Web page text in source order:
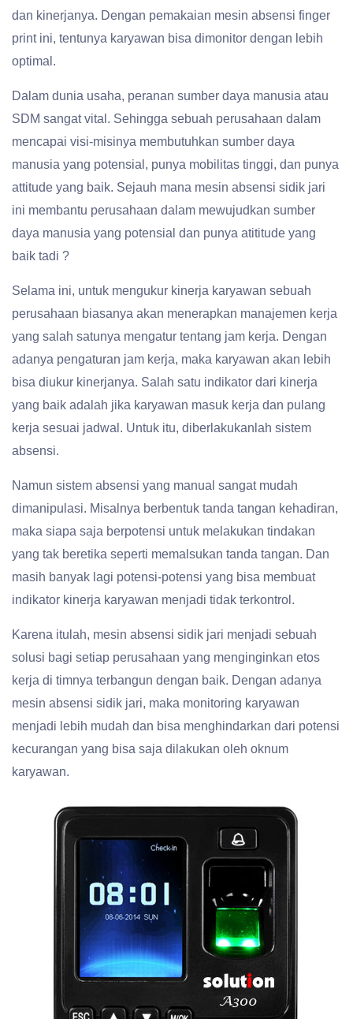
dan kinerjanya. Dengan pemakaian mesin absensi finger
print ini, tentunya karyawan bisa dimonitor dengan lebih
optimal.
Dalam dunia usaha, peranan sumber daya manusia atau
SDM sangat vital. Sehingga sebuah perusahaan dalam
mencapai visi-misinya membutuhkan sumber daya
manusia yang potensial, punya mobilitas tinggi, dan punya
attitude yang baik. Sejauh mana mesin absensi sidik jari
ini membantu perusahaan dalam mewujudkan sumber
daya manusia yang potensial dan punya atititude yang
baik tadi ?
Selama ini, untuk mengukur kinerja karyawan sebuah
perusahaan biasanya akan menerapkan manajemen kerja
yang salah satunya mengatur tentang jam kerja. Dengan
adanya pengaturan jam kerja, maka karyawan akan lebih
bisa diukur kinerjanya. Salah satu indikator dari kinerja
yang baik adalah jika karyawan masuk kerja dan pulang
kerja sesuai jadwal. Untuk itu, diberlakukanlah sistem
absensi.
Namun sistem absensi yang manual sangat mudah
dimanipulasi. Misalnya berbentuk tanda tangan kehadiran,
maka siapa saja berpotensi untuk melakukan tindakan
yang tak beretika seperti memalsukan tanda tangan. Dan
masih banyak lagi potensi-potensi yang bisa membuat
indikator kinerja karyawan menjadi tidak terkontrol.
Karena itulah, mesin absensi sidik jari menjadi sebuah
solusi bagi setiap perusahaan yang menginginkan etos
kerja di timnya terbangun dengan baik. Dengan adanya
mesin absensi sidik jari, maka monitoring karyawan
menjadi lebih mudah dan bisa menghindarkan dari potensi
kecurangan yang bisa saja dilakukan oleh oknum
karyawan.